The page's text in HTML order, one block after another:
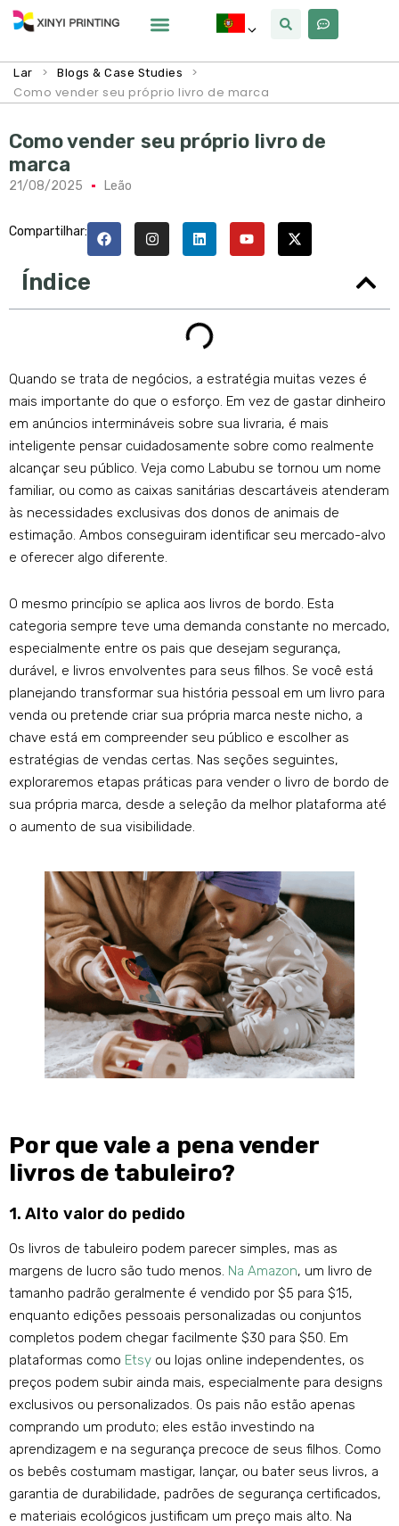
Lar > Blogs & Case Studies
>
Como vender seu próprio livro de marca
Como vender seu próprio livro de
marca
21/08/2025 Leão
Compartilhar:
Índice
Quando se trata de negócios, a estratégia muitas vezes é
mais importante do que o esforço. Em vez de gastar dinheiro
em anúncios intermináveis ​​sobre sua livraria, é mais
inteligente pensar cuidadosamente sobre como realmente
alcançar seu público. Veja como Labubu se tornou um nome
familiar, ou como as caixas sanitárias descartáveis ​​atenderam
às necessidades exclusivas dos donos de animais de
estimação. Ambos conseguiram identificar seu mercado-alvo
e oferecer algo diferente.
O mesmo princípio se aplica aos livros de bordo. Esta
categoria sempre teve uma demanda constante no mercado,
especialmente entre os pais que desejam segurança,
durável, e livros envolventes para seus filhos. Se você está
planejando transformar sua história pessoal em um livro para
venda ou pretende criar sua própria marca neste nicho, a
chave está em compreender seu público e escolher as
estratégias de vendas certas. Nas seções seguintes,
exploraremos etapas práticas para vender o livro de bordo de
sua própria marca, desde a seleção da melhor plataforma até
o aumento de sua visibilidade.
Por que vale a pena vender
livros de tabuleiro?
1. Alto valor do pedido
Os livros de tabuleiro podem parecer simples, mas as
margens de lucro são tudo menos. Na Amazon, um livro de
tamanho padrão geralmente é vendido por $5 para $15,
enquanto edições pessoais personalizadas ou conjuntos
completos podem chegar facilmente $30 para $50. Em
plataformas como Etsy ou lojas online independentes, os
preços podem subir ainda mais, especialmente para designs
exclusivos ou personalizados. Os pais não estão apenas
comprando um produto; eles estão investindo na
aprendizagem e na segurança precoce de seus filhos. Como
os bebês costumam mastigar, lançar, ou bater seus livros, a
garantia de durabilidade, padrões de segurança certificados,
e materiais ecológicos justificam um preço mais alto. Na